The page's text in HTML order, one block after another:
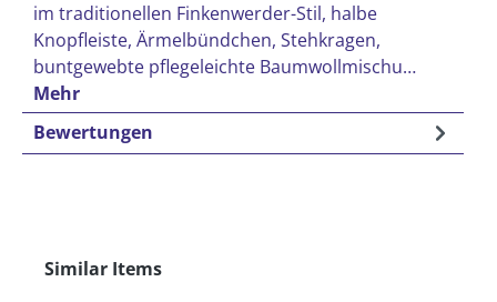
im traditionellen Finkenwerder-Stil, halbe
Knopfleiste, Ärmelbündchen, Stehkragen,
buntgewebte pflegeleichte Baumwollmischu…
Mehr
Bewertungen
Produktgalerie überspringen
Similar Items